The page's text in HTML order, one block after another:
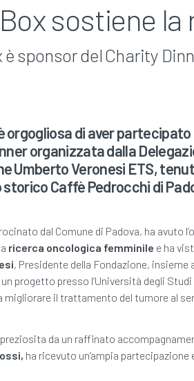
sostiene
è sponsor del Charity
orgogliosa di aver
organizzata dalla
Umberto Veronesi ETS,
storico Caffè Pedrocchi di
dal Comune di Padova, ha avuto
ricerca oncologica femminile e ha
, Presidente della Fondazione, insieme
progetto presso l’Università degli
migliorare il trattamento del tumore al
da un raffinato
ha ricevuto un’ampia